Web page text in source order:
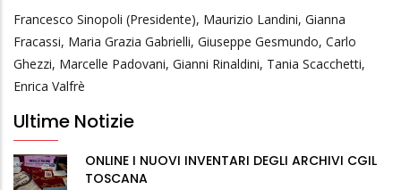
Francesco Sinopoli (Presidente), Maurizio Landini, Gianna
Fracassi, Maria Grazia Gabrielli, Giuseppe Gesmundo, Carlo
Ghezzi, Marcelle Padovani, Gianni Rinaldini, Tania Scacchetti,
Enrica Valfrè
Ultime Notizie
ONLINE I NUOVI INVENTARI DEGLI ARCHIVI CGIL
TOSCANA